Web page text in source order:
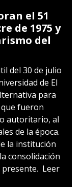
el 51
de 1975 y
del
del 30 de julio
de El
para
fueron
autoritario, al
de la época.
la institución
consolidación
Leer